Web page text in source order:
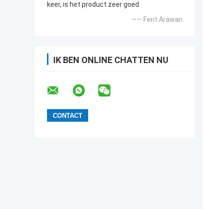
keer, is het product zeer goed
—— Ferit Arawan
IK BEN ONLINE CHATTEN NU